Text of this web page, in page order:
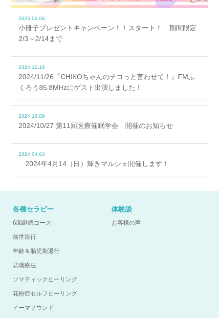
2025.02.04
小冊子プレゼントキャンペーン！！スタート！ 期間限定
2/3～2/14まで
2024.12.18
2024/11/26『CHIKOちゃんのチコっと言わせて！』FMふ
くろう85.8MHzにゲスト出演しました！
2024.10.09
2024/10/27 第11回医療催眠学会 開催のお知らせ
2024.04.03
2024年4月14（日）輝きマルシェ開催します！
各種セラピー
6回継続コース
前世退行
年齢＆胎児期退行
悲嘆療法
ソマティックヒーリング
花粉症セルフヒーリング
イーマサウンド
体験談
お客様の声